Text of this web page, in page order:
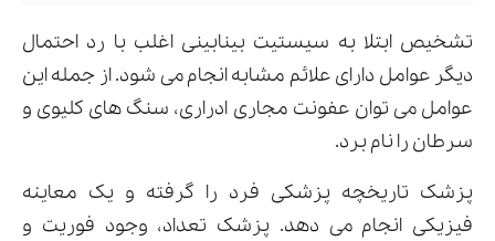
تشخیص ابتلا به سیستیت بینابینی اغلب با رد احتمال
دیگر عوامل دارای علائم مشابه انجام می شود. از جمله این
عوامل می توان عفونت مجاری ادراری، سنگ های کلیوی و
سرطان را نام برد.
پزشک تاریخچه پزشکی فرد را گرفته و یک معاینه
فیزیکی انجام می دهد. پزشک تعداد، وجود فوریت و